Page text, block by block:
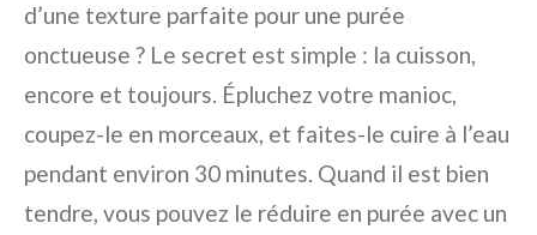
d’une texture parfaite pour une purée
onctueuse ? Le secret est simple : la cuisson,
encore et toujours. Épluchez votre manioc,
coupez-le en morceaux, et faites-le cuire à l’eau
pendant environ 30 minutes. Quand il est bien
tendre, vous pouvez le réduire en purée avec un